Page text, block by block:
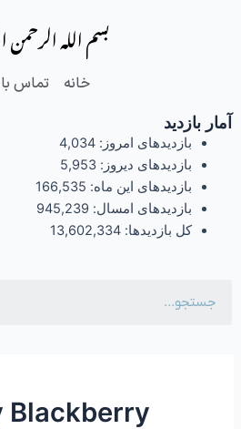
بسم الله الرحمن
خانه تماس
آمار بازدید
بازدیدهای امروز: 4,034
بازدیدهای دیروز: 5,953
بازدیدهای این ماه: 166,535
بازدیدهای امسال: 945,239
کل بازدیدها: 13,602,334
Blackberry